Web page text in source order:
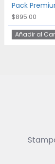
$895.00
Añadir al